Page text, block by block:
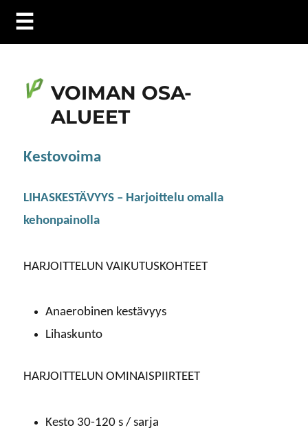
☰
VOIMAN OSA-
ALUEET
Kestovoima
LIHASKESTÄVYYS – Harjoittelu omalla
kehonpainolla
HARJOITTELUN VAIKUTUSKOHTEET
Anaerobinen kestävyys
Lihaskunto
HARJOITTELUN OMINAISPIIRTEET
Kesto 30-120 s / sarja